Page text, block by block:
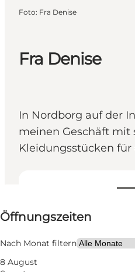
Fra Denise
In Nordborg auf der
meinen Geschäft mit
Kleidungsstücken für
Öffnungszeiten
Öffnungszeiten
Nach Monat filtern
8 August
Website besuchen
Kinder, Freunde, Mein
Foto: Fra Denise